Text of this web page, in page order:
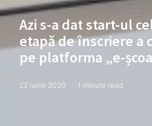
Azi s-a dat start-ul
etapă de înscriere a
pe platforma „e-
22 iunie 2020 1 minute read